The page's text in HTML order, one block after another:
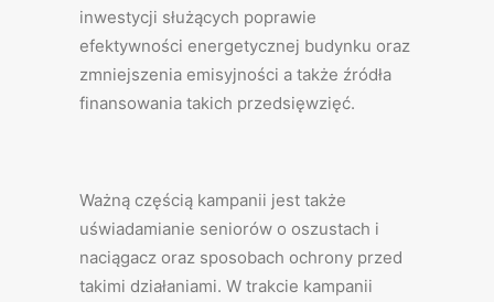
inwestycji służących poprawie
efektywności energetycznej budynku oraz
zmniejszenia emisyjności a także źródła
finansowania takich przedsięwzięć.
Ważną częścią kampanii jest także
uświadamianie seniorów o oszustach i
naciągacz oraz sposobach ochrony przed
takimi działaniami. W trakcie kampanii